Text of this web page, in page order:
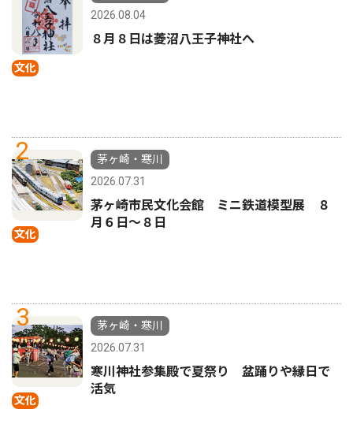
文化
2026.08.04
８月８日は菱沼八王子神社へ
2
文化
茅ヶ崎・寒川
2026.07.31
茅ヶ崎市民文化会館 ミニ鉄道模型展 ８
月６日〜８日
3
文化
茅ヶ崎・寒川
2026.07.31
寒川神社参集殿で夏祭り 盆踊りや縁日で
活気